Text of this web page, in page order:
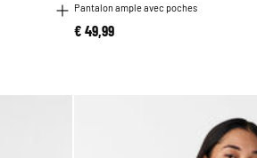
Pantalon ample avec poches
€ 49,99